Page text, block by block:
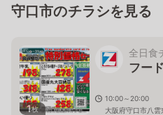
守口市のチラシを見る
1枚
全日食
フー
10:00～20:00
大阪府守口市八雲